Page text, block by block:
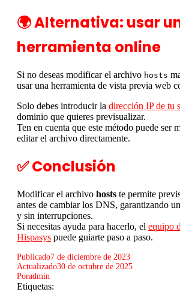
🌍 Alternativa: usar
herramienta online
Si no deseas modificar el archivo hosts
usar una herramienta de vista previa web
Solo debes introducir la dirección IP de tu
dominio que quieres previsualizar.
Ten en cuenta que este método puede ser
editar el archivo directamente.
✅ Conclusión
Modificar el archivo hosts te permite
antes de cambiar los DNS, garantizando
y sin interrupciones.
Si necesitas ayuda para hacerlo, el equipo
Hispasys puede guiarte paso a paso.
Publicado7 de diciembre de 2023
Actualizado30 de octubre de 2025
Poradmin
Etiquetas: